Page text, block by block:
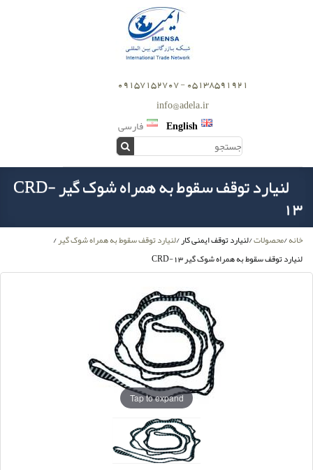
05138591921 - 09157152707
info@adela.ir
English
فارسی
لنیارد توقف سقوط به همراه شوک گیر CRD-
13
خانه/محصولات/لنیارد توقف ایمنی کار/لنیارد توقف سقوط به همراه شوک گیر/
لنیارد توقف سقوط به همراه شوک گیر CRD-13
Tap to expand